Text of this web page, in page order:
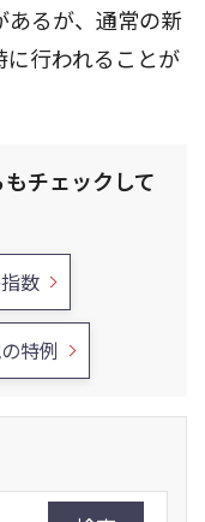
あるが、通常の新
行われることが
チェックして
数
特例